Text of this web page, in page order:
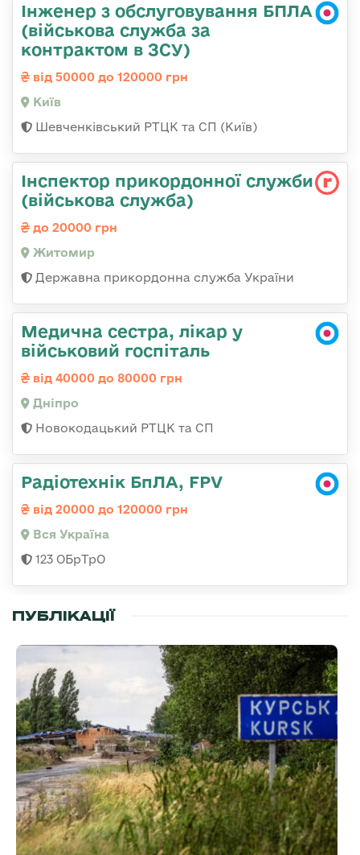
Інженер з обслуговування БПЛА
(військова служба за
контрактом в ЗСУ)
від 50000 до 120000 грн
Київ
Шевченківський РТЦК та СП (Київ)
Інспектор прикордонної служби
(військова служба)
до 20000 грн
Житомир
Державна прикордонна служба України
Медична сестра, лікар у
військовий госпіталь
від 40000 до 80000 грн
Дніпро
Новокодацький РТЦК та СП
Радіотехнік БпЛА, FPV
від 20000 до 120000 грн
Вся Україна
123 ОБрТрО
ПУБЛІКАЦІЇ